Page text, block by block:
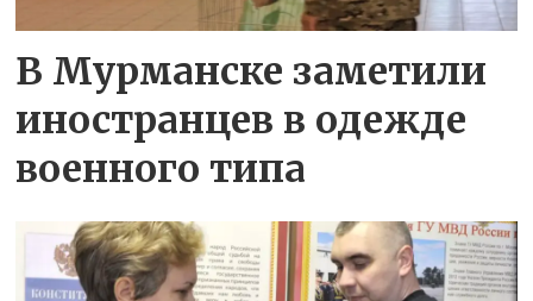
В Мурманске заметили
иностранцев в одежде
военного типа